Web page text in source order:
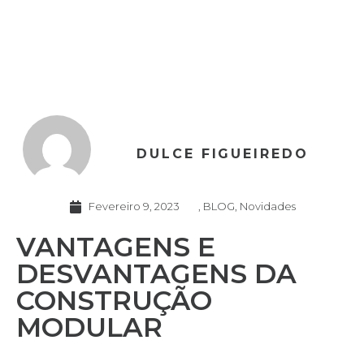
DULCE FIGUEIREDO
Fevereiro 9, 2023 BLOG Novidades
VANTAGENS E
DESVANTAGENS DA
CONSTRUÇÃO
MODULAR